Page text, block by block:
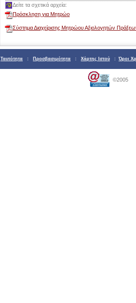
Δείτε τα σχετικά αρχεία:
Πρόσκληση για Μητρώο
Σύστημα Διαχείρισης Μητρώου Αξιολογητών
Ταυτότητα : Προσβασιμότητα : Χάρτης Ιστού : Όροι
©2005